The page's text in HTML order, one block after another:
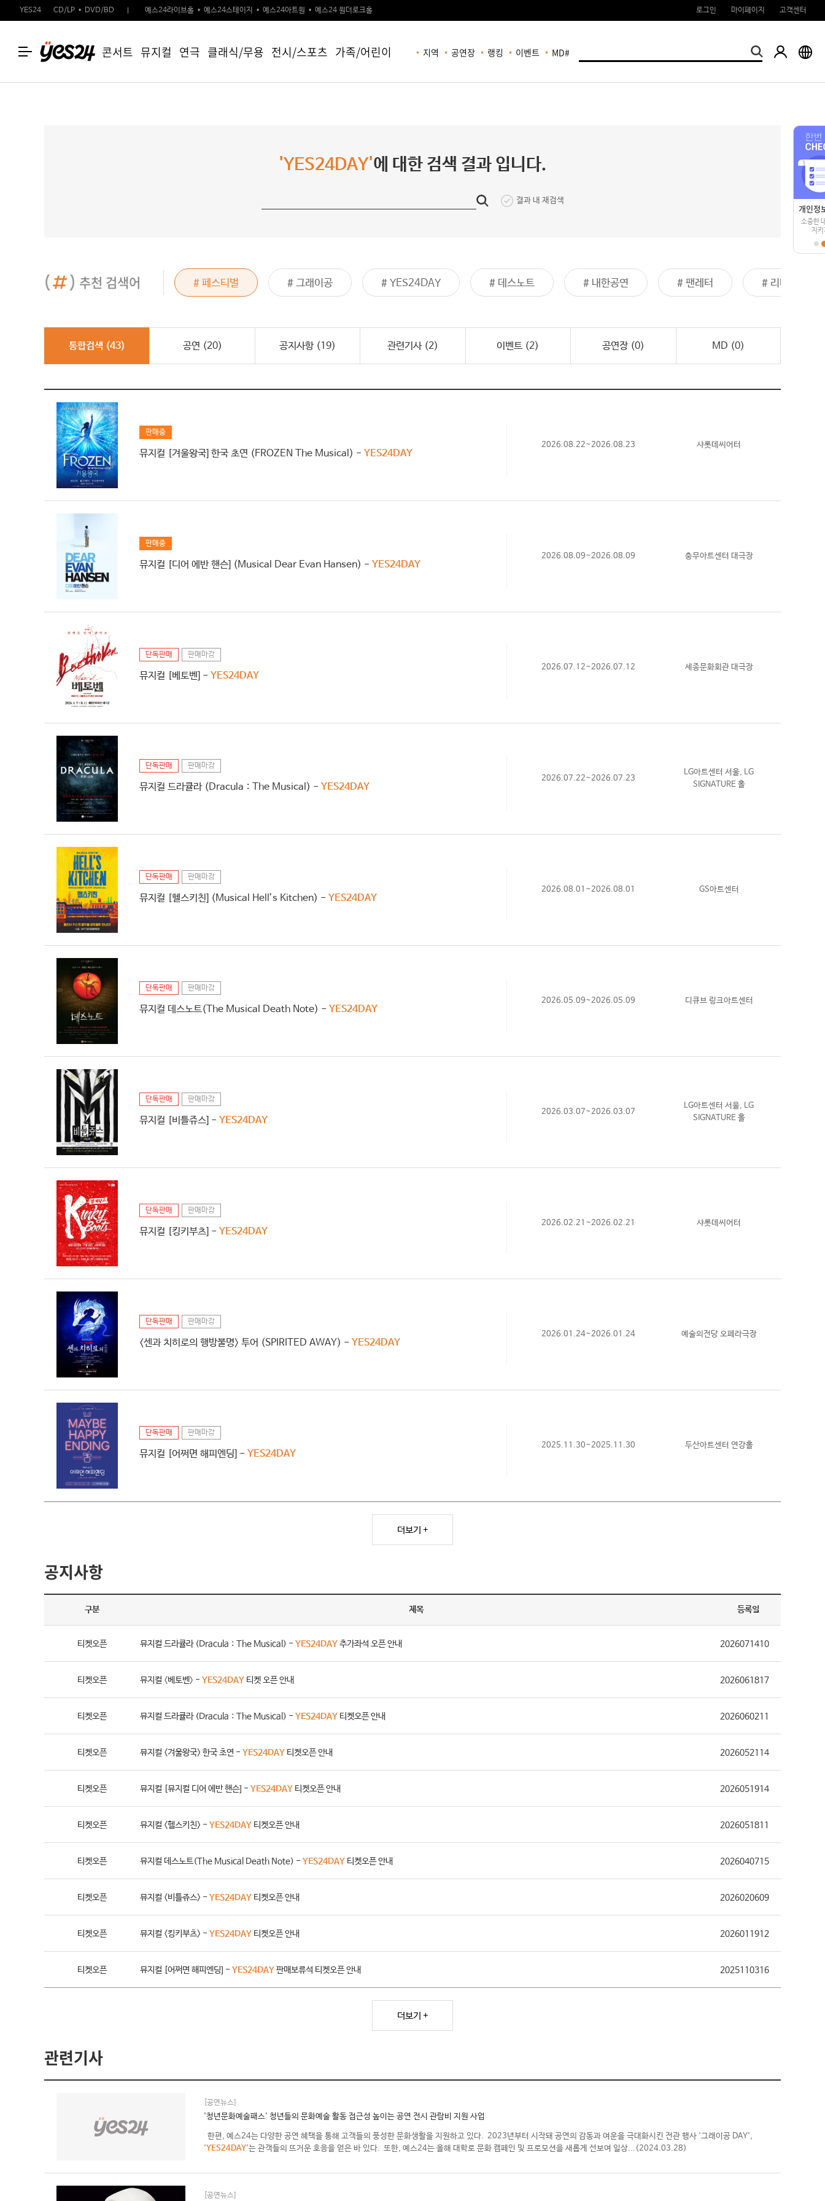
YES24 CD/LP DVD/BD 예스24라이브홀 예스24스테이지 예스24아트원 예스24 원더로크홀 로그인 마이페이지 고객센터
콘서트 뮤지컬 연극 클래식/무용 전시/스포츠 가족/어린이 지역 공연장 랭킹 이벤트 MD#
개인정
소중한
지키
'YES24DAY'에 대한 검색 결과 입니다.
결과 내 재검색
추천 검색어
드래곤포니 # 페스티벌 # 그래이공 # YES24DAY # 데스노트 # 내한공연 # 팬레터 # 리베란테 # 드래곤포니
통합검색 (43) 공연 (20) 공지사항 (19) 관련기사 (2) 이벤트 (2) 공연장 (0) MD (0)
판매중
뮤지컬 [겨울왕국] 한국 초연 (FROZEN The Musical) - YES24DAY
2026.08.22~2026.08.23 샤롯데씨어터
판매중
뮤지컬 [디어 에반 핸슨] (Musical Dear Evan Hansen) - YES24DAY
2026.08.09~2026.08.09 충무아트센터 대극장
단독판매 판매마감
뮤지컬 [베토벤] - YES24DAY
2026.07.12~2026.07.12 세종문화회관 대극장
단독판매 판매마감
뮤지컬 드라큘라 (Dracula：The Musical) - YES24DAY
2026.07.22~2026.07.23
LG아트센터 서울, LG
SIGNATURE 홀
단독판매 판매마감
뮤지컬 [헬스키친] (Musical Hell’s Kitchen) - YES24DAY
2026.08.01~2026.08.01 GS아트센터
단독판매 판매마감
뮤지컬 데스노트(The Musical Death Note) - YES24DAY
2026.05.09~2026.05.09 디큐브 링크아트센터
단독판매 판매마감
뮤지컬 [비틀쥬스] - YES24DAY
2026.03.07~2026.03.07
LG아트센터 서울, LG
SIGNATURE 홀
단독판매 판매마감
뮤지컬 [킹키부츠] - YES24DAY
2026.02.21~2026.02.21 샤롯데씨어터
단독판매 판매마감
<센과 치히로의 행방불명> 투어 (SPIRITED AWAY) - YES24DAY
2026.01.24~2026.01.24 예술의전당 오페라극장
단독판매 판매마감
뮤지컬 [어쩌면 해피엔딩] - YES24DAY
2025.11.30~2025.11.30 두산아트센터 연강홀
더보기 +
공지사항
구분 제목 등록일
티켓오픈 뮤지컬 드라큘라 (Dracula：The Musical) - YES24DAY추가좌석 오픈 안내 2026071410
티켓오픈 뮤지컬 〈베토벤〉 - YES24DAY 티켓 오픈 안내 2026061817
티켓오픈 뮤지컬 드라큘라 (Dracula：The Musical) - YES24DAY 티켓오픈 안내 2026060211
티켓오픈 뮤지컬 <겨울왕국> 한국 초연 - YES24DAY 티켓오픈 안내 2026052114
티켓오픈 뮤지컬 [뮤지컬 디어 에반 핸슨] - YES24DAY 티켓오픈 안내 2026051914
티켓오픈 뮤지컬 <헬스키친> - YES24DAY 티켓오픈 안내 2026051811
티켓오픈 뮤지컬 데스노트(The Musical Death Note) - YES24DAY 티켓오픈 안내 2026040715
티켓오픈 뮤지컬 <비틀쥬스> - YES24DAY 티켓오픈 안내 2026020609
티켓오픈 뮤지컬 <킹키부츠> - YES24DAY 티켓오픈 안내 2026011912
티켓오픈 뮤지컬 [어쩌면 해피엔딩] - YES24DAY판매보류석 티켓오픈 안내 2025110316
더보기 +
관련기사
[공연뉴스]
'청년문화예술패스' 청년들의 문화예술 활동 접근성 높이는 공연 전시 관람비 지원 사업
한편, 예스24는 다양한 공연 혜택을 통해 고객들의 풍성한 문화생활을 지원하고 있다. 2023년부터 시작돼 공연의 감동과 여운을 극대화시킨 전관 행사 '그래이공 DAY',
'YES24DAY'는 관객들의 뜨거운 호응을 얻은 바 있다. 또한, 예스24는 올해 대학로 문화 캠페인 및 프로모션을 새롭게 선보여 일상... (2024.03.28)
[공연뉴스]